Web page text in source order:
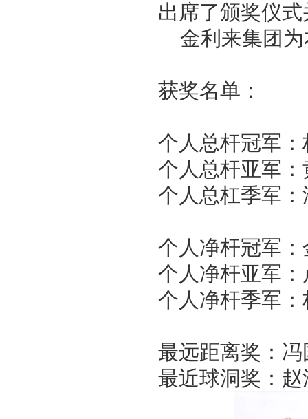
出席了颁奖仪
金利来集团为
获奖名单：
个人总杆冠军
个人总杆亚军
个人总杠季军
个人净杆冠军
个人净杆亚军
个人净杆季军
最远距离奖：
最近球洞奖：